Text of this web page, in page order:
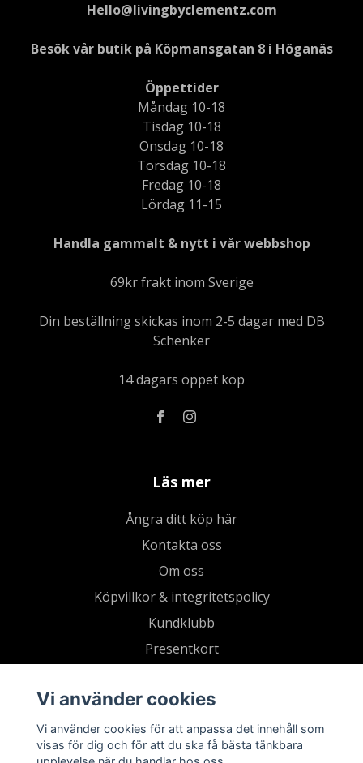
Hello@livingbyclementz.com
Besök vår butik på Köpmansgatan 8 i Höganäs
Öppettider
Måndag 10-18
Tisdag 10-18
Onsdag 10-18
Torsdag 10-18
Fredag 10-18
Lördag 11-15
Handla gammalt & nytt i vår webbshop
69kr frakt inom Sverige
Din beställning skickas inom 2-5 dagar med DB
Schenker
14 dagars öppet köp
Läs mer
Ångra ditt köp här
Kontakta oss
Om oss
Köpvillkor & integritetspolicy
Kundklubb
Presentkort
Vi använder cookies
Vi använder cookies för att anpassa det innehåll som
visas för dig och för att du ska få bästa tänkbara